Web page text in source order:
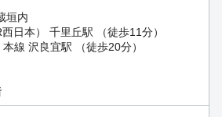
垣内
日本） 千里丘駅 （徒歩11分）
線 沢良宜駅 （徒歩20分）